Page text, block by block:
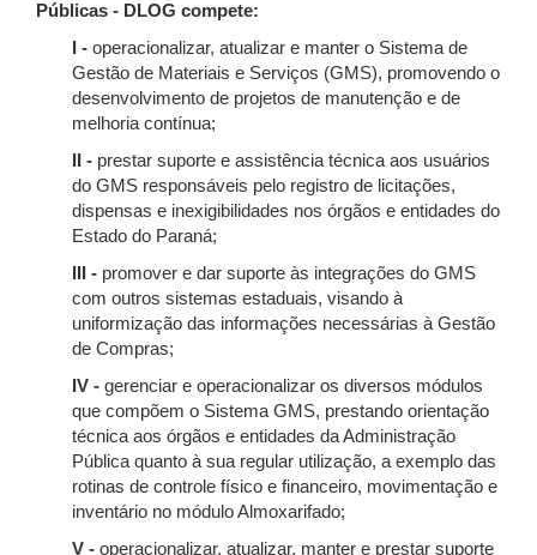
Públicas - DLOG compete:
I - operacionalizar, atualizar e manter o Sistema de
Gestão de Materiais e Serviços (GMS), promovendo o
desenvolvimento de projetos de manutenção e de
melhoria contínua;
II -prestar suporte e assistência técnica aos usuários
do GMS responsáveis pelo registro de licitações,
dispensas e inexigibilidades nos órgãos e entidades do
Estado do Paraná;
III - promover e dar suporte às integrações do GMS
com outros sistemas estaduais, visando à
uniformização das informações necessárias à Gestão
de Compras;
IV - gerenciar e operacionalizar os diversos módulos
que compõem o Sistema GMS, prestando orientação
técnica aos órgãos e entidades da Administração
Pública quanto à sua regular utilização, a exemplo das
rotinas de controle físico e financeiro, movimentação e
inventário no módulo Almoxarifado;
V - operacionalizar, atualizar, manter e prestar suporte